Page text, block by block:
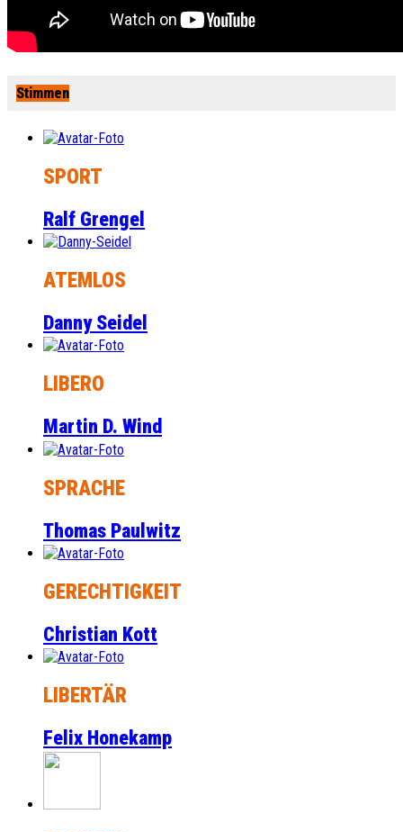
Stimmen
SPORT
Ralf Grengel
ATEMLOS
Danny Seidel
LIBERO
Martin D. Wind
SPRACHE
Thomas Paulwitz
GERECHTIGKEIT
Christian Kott
LIBERTÄR
Felix Honekamp